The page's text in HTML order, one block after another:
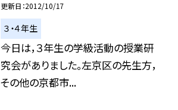
更新日 2012/10/17
３・４年生
今日は，３年生の学級活動の授業研
究会がありました。左京区の先生方，
その他の京都市...